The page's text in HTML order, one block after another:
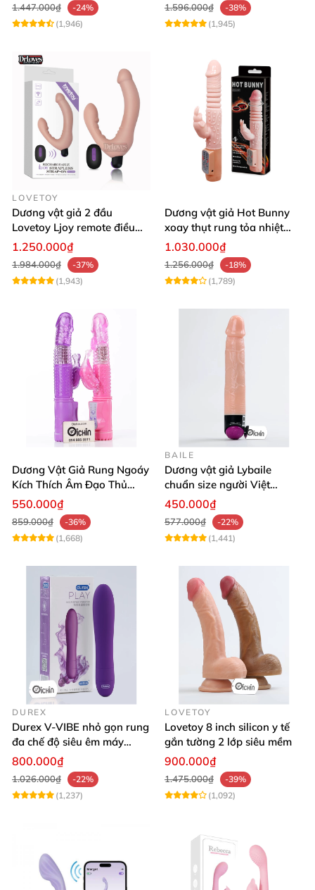
1.447.000₫
-24%
(1,946)
1.596.000₫
-38%
(1,945)
LOVETOY
Dương vật giả 2 đầu
Lovetoy Ljoy remote điều
khiển pin sạc
1.250.000₫
1.984.000₫
-37%
(1,943)
Dương vật giả Hot Bunny
xoay thụt rung tỏa nhiệt
massage điểm G
1.030.000₫
1.256.000₫
-18%
(1,789)
Dương Vật Giả Rung Ngoáy
Kích Thích Âm Đạo Thủ
Dâm Cho Nữ
550.000₫
859.000₫
-36%
(1,668)
BAILE
Dương vật giả Lybaile
chuẩn size người Việt
silicone mềm thơm
450.000₫
577.000₫
-22%
(1,441)
DUREX
Durex V-VIBE nhỏ gọn rung
đa chế độ siêu êm máy
massage tinh yêu
800.000₫
1.026.000₫
-22%
(1,237)
LOVETOY
Lovetoy 8 inch silicon y tế
gắn tường 2 lớp siêu mềm
900.000₫
1.475.000₫
-39%
(1,092)